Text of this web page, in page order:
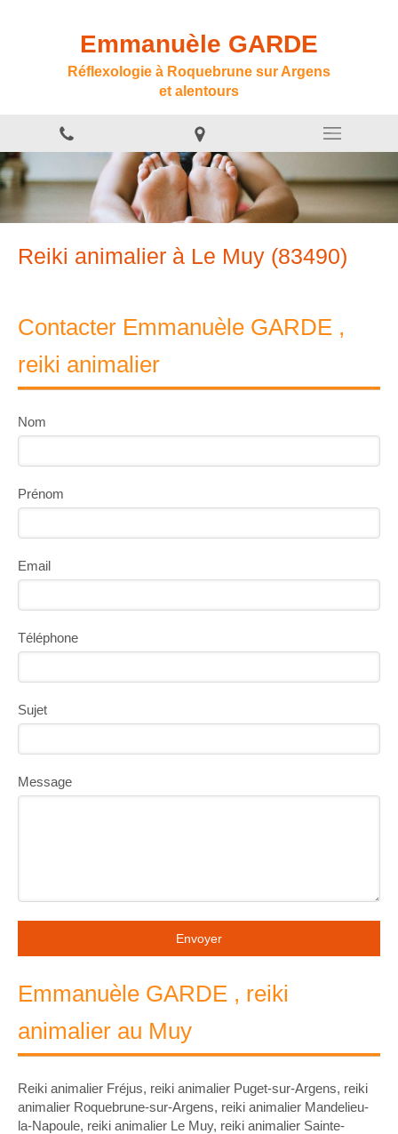
Emmanuèle GARDE
Réflexologie à Roquebrune sur Argens
et alentours
Reiki animalier à Le Muy (83490)
Contacter Emmanuèle GARDE ,
reiki animalier
Nom
Prénom
Email
Téléphone
Sujet
Message
Envoyer
Emmanuèle GARDE , reiki
animalier au Muy
Reiki animalier Fréjus, reiki animalier Puget-sur-Argens, reiki
animalier Roquebrune-sur-Argens, reiki animalier Mandelieu-
la-Napoule, reiki animalier Le Muy, reiki animalier Sainte-